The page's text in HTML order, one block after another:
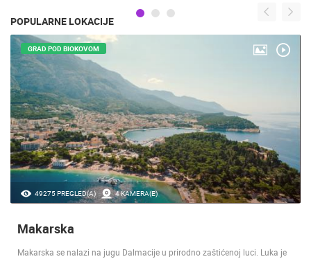
POPULARNE LOKACIJE
49275 PREGLED(A) 4 KAMERA(E)
GRAD POD BIOKOVOM
Makarska
Makarska se nalazi na jugu Dalmacije u prirodno zaštićenoj luci. Luka je